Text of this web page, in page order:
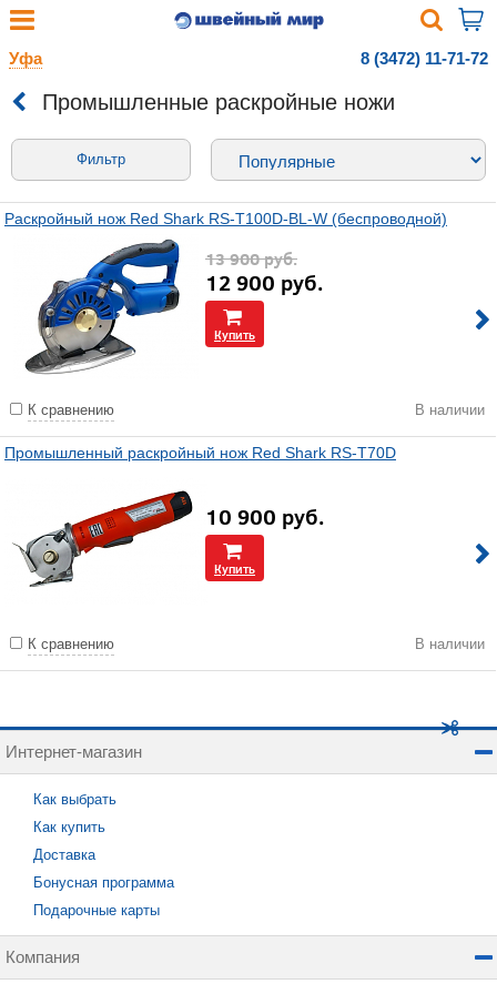
Уфа 8 (3472) 11-71-72
Промышленные раскройные ножи
Фильтр
Раскройный нож Red Shark RS-T100D-BL-W (беспроводной)
13 900руб.
12 900 руб.
Купить
К сравнению В наличии
Промышленный раскройный нож Red Shark RS-T70D
10 900 руб.
Купить
К сравнению В наличии
Интернет-магазин
Как выбрать
Как купить
Доставка
Бонусная программа
Подарочные карты
Компания